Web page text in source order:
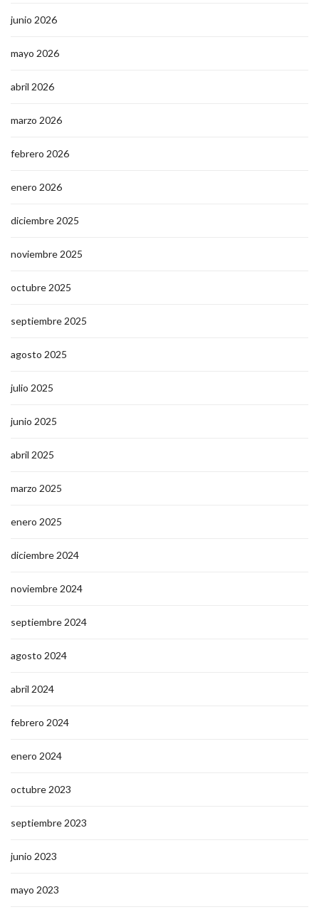
junio 2026
mayo 2026
abril 2026
marzo 2026
febrero 2026
enero 2026
diciembre 2025
noviembre 2025
octubre 2025
septiembre 2025
agosto 2025
julio 2025
junio 2025
abril 2025
marzo 2025
enero 2025
diciembre 2024
noviembre 2024
septiembre 2024
agosto 2024
abril 2024
febrero 2024
enero 2024
octubre 2023
septiembre 2023
junio 2023
mayo 2023